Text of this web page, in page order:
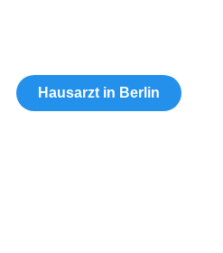
Hausarzt in Berlin